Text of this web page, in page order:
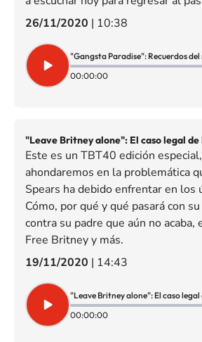
26/11/2020 | 10:38
00:00:00
"Leave Britney alone": El caso legal
Este es un TBT40 edición
ahondaremos en la problemática
Spears ha debido enfrentar en los
Cómo, por qué y qué pasará con
contra su padre que aún no
Free Britney y más.
19/11/2020 | 14:43
00:00:00